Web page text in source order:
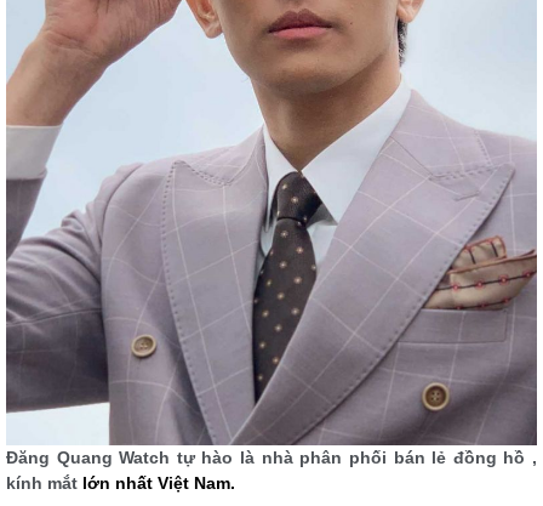
Đăng Quang Watch tự hào là nhà phân phối bán lẻ đồng hồ ,
kính mắt lớn nhất Việt Nam.